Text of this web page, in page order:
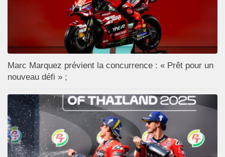
Marc Marquez prévient la concurrence : « Prêt pour un
nouveau défi » ;